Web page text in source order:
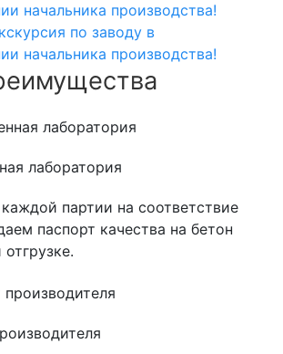
по заводу в
начальника производства!
лаборатория
партии на соответствие
паспорт качества на бетон